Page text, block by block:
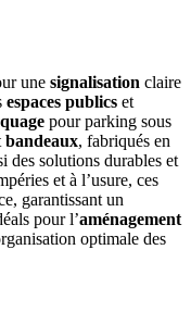
une signalisation claire
espaces publics et
pour parking sous
bandeaux, fabriqués en
des solutions durables et
et à l’usure, ces
garantissant un
pour l’aménagement
optimale des